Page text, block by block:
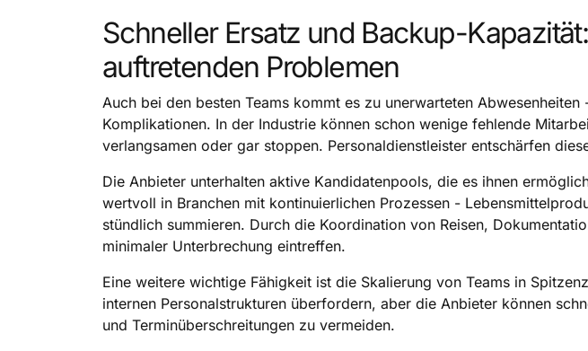
Schneller Ersatz und Backup-
auftretenden Problemen
Auch bei den besten Teams kommt es zu unerwarteten
Komplikationen. In der Industrie können schon wenige fehlende
verlangsamen oder gar stoppen. Personaldienstleister entschärfen
Die Anbieter unterhalten aktive Kandidatenpools, die es ihnen
wertvoll in Branchen mit kontinuierlichen Prozessen -
stündlich summieren. Durch die Koordination von Reisen,
minimaler Unterbrechung eintreffen.
Eine weitere wichtige Fähigkeit ist die Skalierung von Teams in
internen Personalstrukturen überfordern, aber die Anbieter können
und Terminüberschreitungen zu vermeiden.